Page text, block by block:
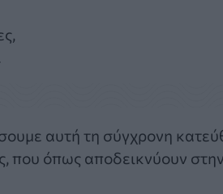
αυτή τη σύγχρονη
που όπως αποδεικνύουν